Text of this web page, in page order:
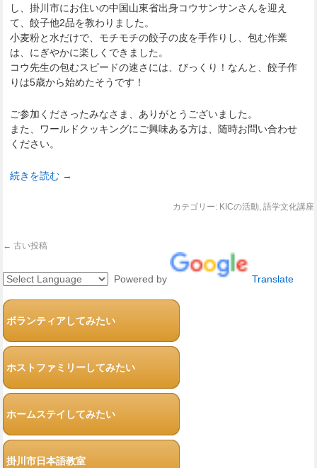
し、掛川市にお住いの中国山東省出身コウサンサンさんを迎え
て、餃子他2品を教わりました。
小麦粉と水だけで、モチモチの餃子の皮を手作りし、包む作業
は、にぎやかに楽しくできました。
コウ先生の包むスピードの速さには、びっくり！なんと、餃子作
りは5歳から始めたそうです！
ご参加くださったみなさま、ありがとうございました。
また、ワールドクッキングにご興味ある方は、随時お問い合わせ
ください。
続きを読む →
カテゴリー: KICの活動, 語学文化講座
← 古い投稿
Powered by Translate
ボランティアしてみたい
ホストファミリーしてみたい
ホームステイしてみたい
掛川市日本語教室